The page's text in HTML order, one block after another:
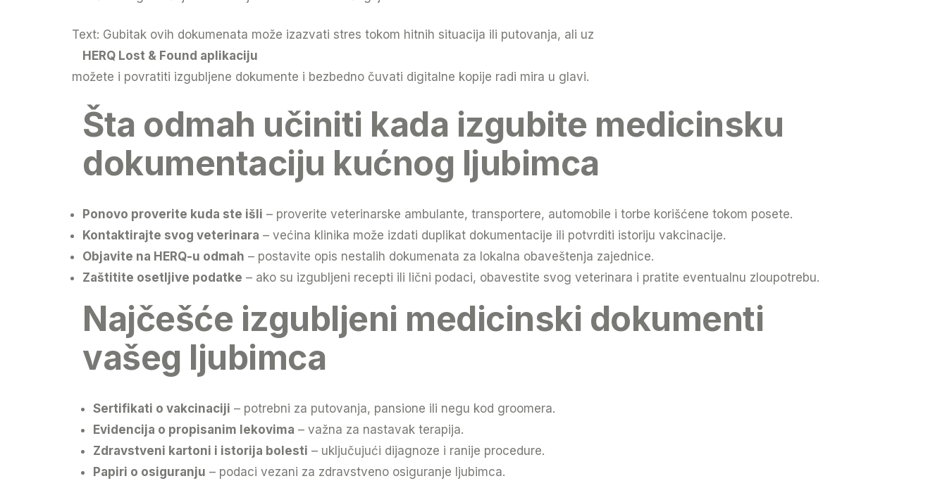
Text: Gubitak ovih dokumenata može izazvati stres tokom hitnih situacija ili putovanja, ali uz
HERQ Lost & Found aplikaciju
možete i povratiti izgubljene dokumente i bezbedno čuvati digitalne kopije radi mira u glavi.
Šta odmah učiniti kada izgubite medicinsku
dokumentaciju kućnog ljubimca
Ponovo proverite kuda ste išli – proverite veterinarske ambulante, transportere, automobile i torbe korišćene tokom posete.
Kontaktirajte svog veterinara – većina klinika može izdati duplikat dokumentacije ili potvrditi istoriju vakcinacije.
Objavite na HERQ-u odmah – postavite opis nestalih dokumenata za lokalna obaveštenja zajednice.
Zaštitite osetljive podatke – ako su izgubljeni recepti ili lični podaci, obavestite svog veterinara i pratite eventualnu zloupotrebu.
Najčešće izgubljeni medicinski dokumenti
vašeg ljubimca
Sertifikati o vakcinaciji – potrebni za putovanja, pansione ili negu kod groomera.
Evidencija o propisanim lekovima – važna za nastavak terapija.
Zdravstveni kartoni i istorija bolesti – uključujući dijagnoze i ranije procedure.
Papiri o osiguranju – podaci vezani za zdravstveno osiguranje ljubimca.